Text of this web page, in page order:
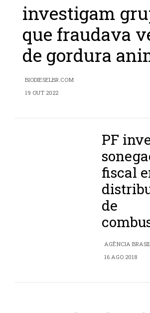
investigam
que fraudava
de gordura
BIODIESELBR.COM
19 OUT 2022
PF
fiscal
de
AGÊNCIA
16 AGO 2018